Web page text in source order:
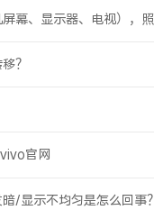
？
官网
/显示不均匀是怎么回事？